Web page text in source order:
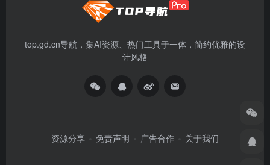
top.gd.cn导航，集AI资源、热门工具于一体，简约优雅的设
计风格
资源分享 免责声明 广告合作 关于我们